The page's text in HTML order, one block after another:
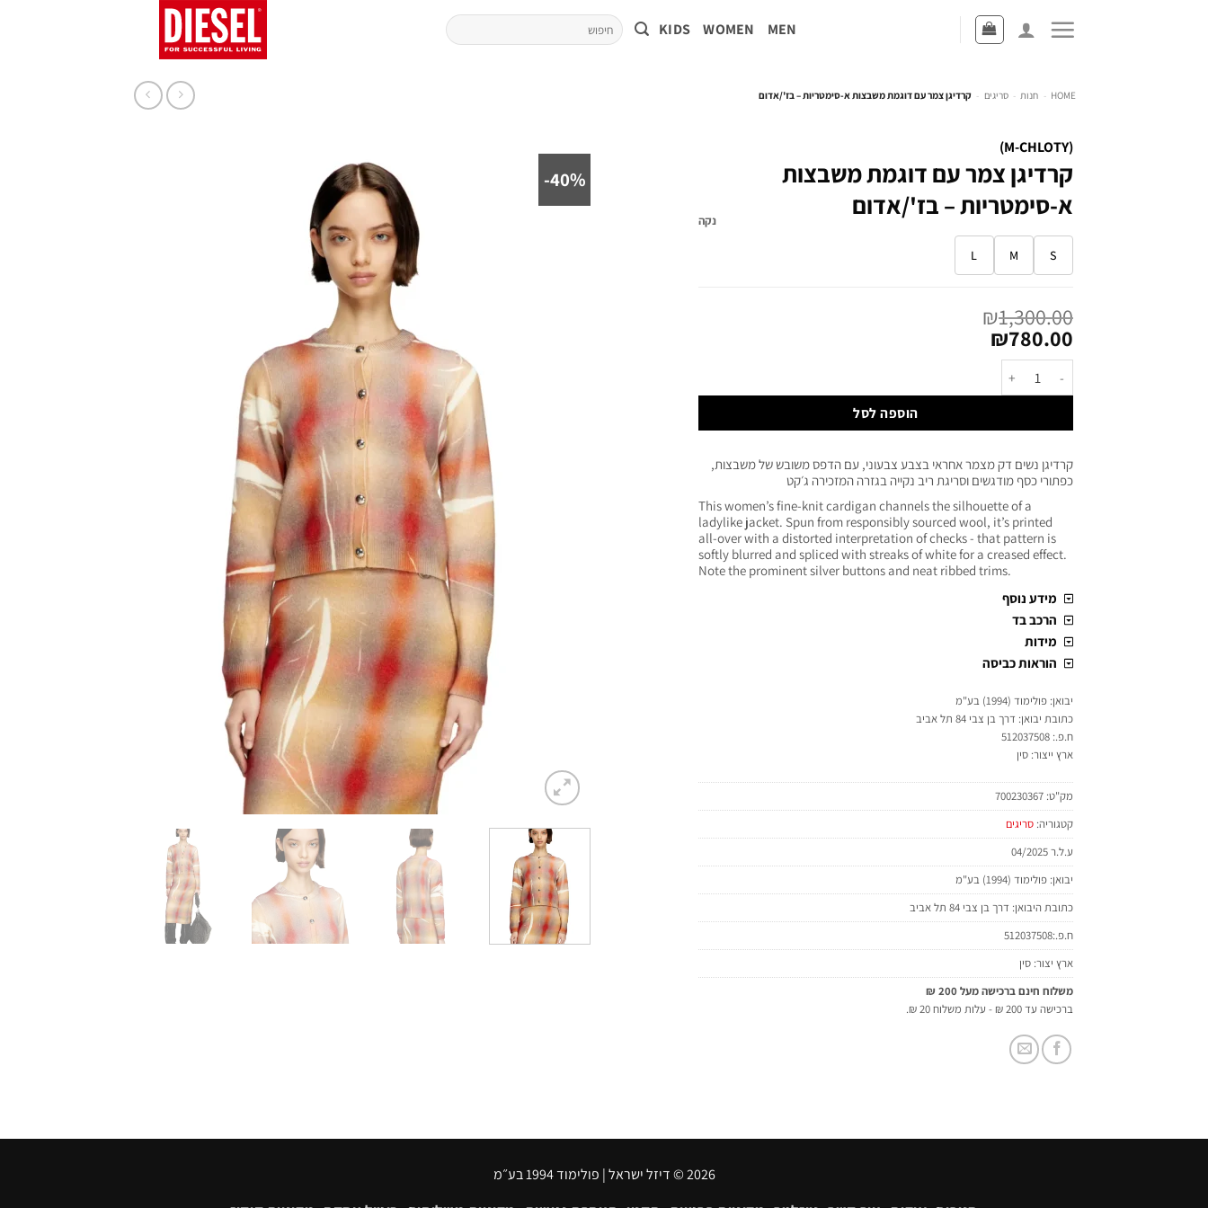
MEN
WOMEN
KIDS
HOME
- חנות - סריגים - קרדיגן צמר עם דוגמת משבצות א-סימטריות – בז'/אדום
40%-
(M-CHLOTY)
קרדיגן צמר עם דוגמת משבצות
א-סימטריות – בז'/אדום
S
M
L
נקה
₪1,300.00
₪780.00
הוספה לסל
קרדיגן נשים דק מצמר אחראי בצבע צבעוני, עם הדפס משובש של משבצות,
כפתורי כסף מודגשים וסריגת ריב נקייה בגזרה המזכירה ג׳קט
This women’s fine-knit cardigan channels the silhouette of a
ladylike jacket. Spun from responsibly sourced wool, it’s printed
all-over with a distorted interpretation of checks - that pattern is
softly blurred and spliced with streaks of white for a creased effect.
Note the prominent silver buttons and neat ribbed trims.
מידע נוסף
הרכב בד
מידות
הוראות כביסה
יבואן: פולימוד (1994) בע"מ
כתובת יבואן: דרך בן צבי 84 תל אביב
ח.פ.: 512037508
ארץ ייצור: סין
מק"ט: 700230367
קטגוריה: סריגים
ע.ל.ר 04/2025
יבואן: פולימוד (1994) בע"מ
כתובת היבואן: דרך בן צבי 84 תל אביב
ח.פ.:512037508
ארץ יצור: סין
משלוח חינם ברכישה מעל 200 ₪
ברכישה עד 200 ₪ - עלות משלוח 20 ₪.
2026 © דיזל ישראל | פולימוד 1994 בע״מ